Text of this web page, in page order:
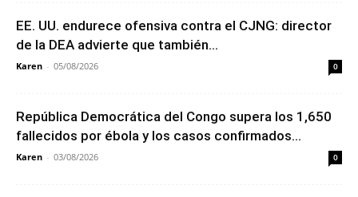
EE. UU. endurece ofensiva contra el CJNG: director
de la DEA advierte que también...
Karen - 05/08/2026 0
República Democrática del Congo supera los 1,650
fallecidos por ébola y los casos confirmados...
Karen - 03/08/2026 0